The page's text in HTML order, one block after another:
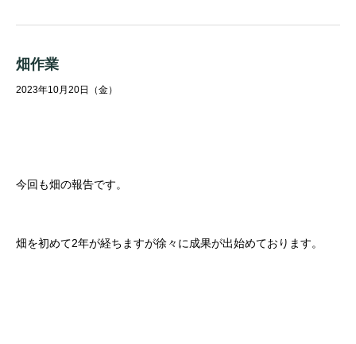
畑作業
2023年10月20日（金）
今回も畑の報告です。
畑を初めて2年が経ちますが徐々に成果が出始めております。